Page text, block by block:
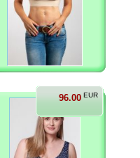
96.00 EUR